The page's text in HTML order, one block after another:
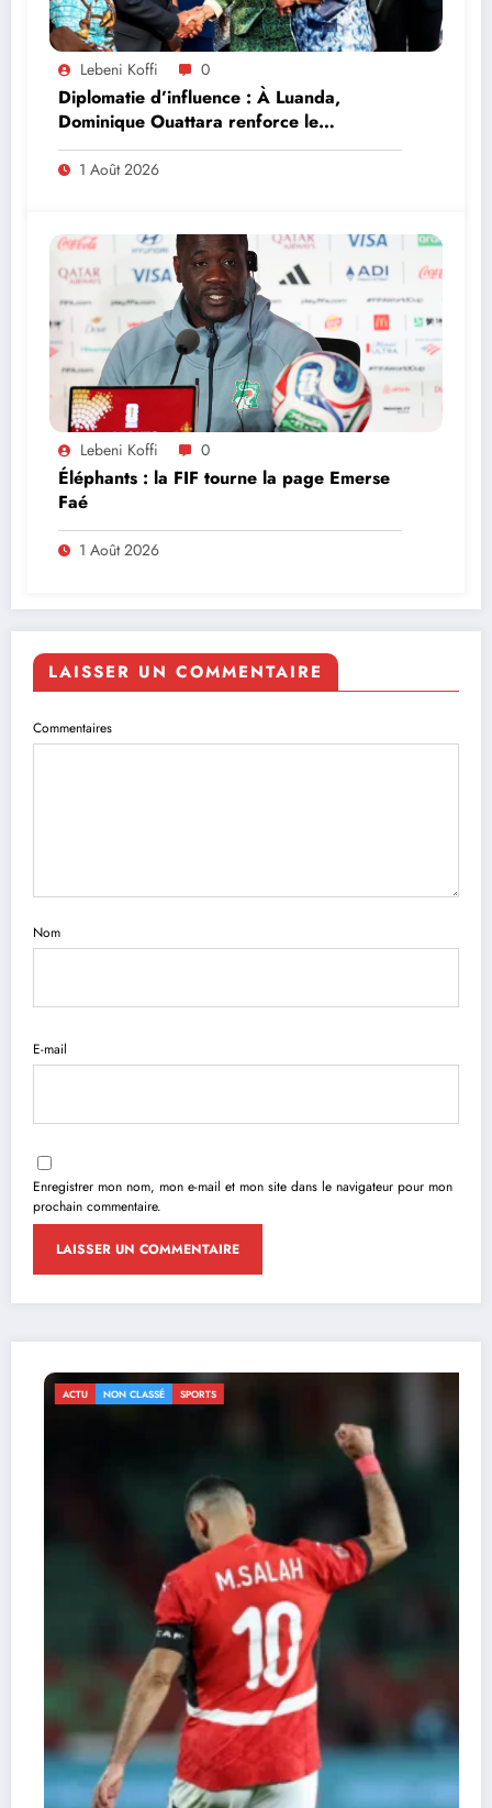
Lebeni Koffi 0
Diplomatie d’influence : À Luanda,
Dominique Ouattara renforce le
leadership solidaire de la Côte d’Ivoire en
Afrique
1 Août 2026
Lebeni Koffi 0
Éléphants : la FIF tourne la page Emerse
Faé
1 Août 2026
LAISSER UN COMMENTAIRE
Commentaires
Nom
E-mail
Enregistrer mon nom, mon e-mail et mon site dans le navigateur pour mon
prochain commentaire.
ACTU NON CLASSÉ SPORTS